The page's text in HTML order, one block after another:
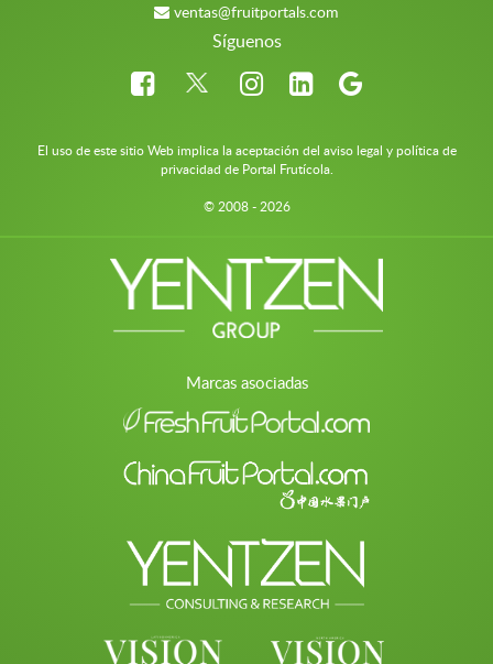
ventas@fruitportals.com
Síguenos
El uso de este sitio Web implica la aceptación del aviso legal y política de
privacidad de Portal Frutícola.
© 2008 - 2026
Marcas asociadas